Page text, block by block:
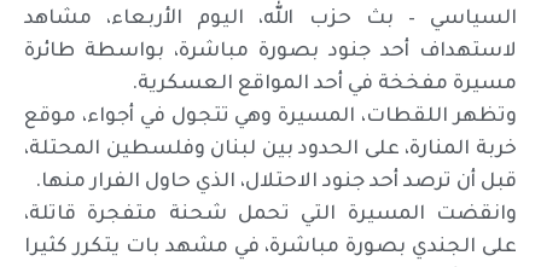
السياسي – بث حزب الله، اليوم الأربعاء، مشاهد
لاستهداف أحد جنود بصورة مباشرة، بواسطة طائرة
مسيرة مفخخة في أحد المواقع العسكرية.
وتظهر اللقطات، المسيرة وهي تتجول في أجواء، موقع
خربة المنارة، على الحدود بين لبنان وفلسطين المحتلة،
قبل أن ترصد أحد جنود الاحتلال، الذي حاول الفرار منها.
وانقضت المسيرة التي تحمل شحنة متفجرة قاتلة،
على الجندي بصورة مباشرة، في مشهد بات يتكرر كثيرا